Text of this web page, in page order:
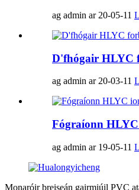
ag admin ar 20-05-11
D'fhógair HLYC
ag admin ar 20-03-11
Fógraíonn HLYC
ag admin ar 19-05-11
Monaróir breiseán gairmiúil PVC